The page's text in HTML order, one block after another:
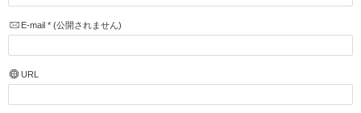
E-mail *(公開されません)
URL